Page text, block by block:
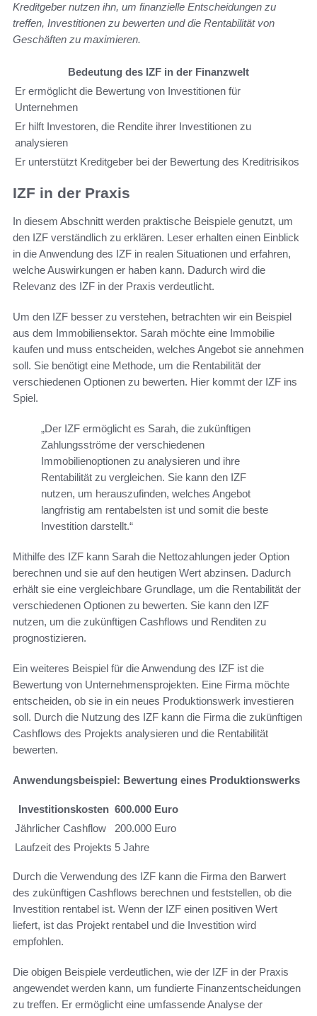
Kreditgeber nutzen ihn, um finanzielle Entscheidungen zu
treffen, Investitionen zu bewerten und die Rentabilität von
Geschäften zu maximieren.
Bedeutung des IZF in der Finanzwelt
Er ermöglicht die Bewertung von Investitionen für
Unternehmen
Er hilft Investoren, die Rendite ihrer Investitionen zu
analysieren
Er unterstützt Kreditgeber bei der Bewertung des Kreditrisikos
IZF in der Praxis
In diesem Abschnitt werden praktische Beispiele genutzt, um
den IZF verständlich zu erklären. Leser erhalten einen Einblick
in die Anwendung des IZF in realen Situationen und erfahren,
welche Auswirkungen er haben kann. Dadurch wird die
Relevanz des IZF in der Praxis verdeutlicht.
Um den IZF besser zu verstehen, betrachten wir ein Beispiel
aus dem Immobiliensektor. Sarah möchte eine Immobilie
kaufen und muss entscheiden, welches Angebot sie annehmen
soll. Sie benötigt eine Methode, um die Rentabilität der
verschiedenen Optionen zu bewerten. Hier kommt der IZF ins
Spiel.
„Der IZF ermöglicht es Sarah, die zukünftigen
Zahlungsströme der verschiedenen
Immobilienoptionen zu analysieren und ihre
Rentabilität zu vergleichen. Sie kann den IZF
nutzen, um herauszufinden, welches Angebot
langfristig am rentabelsten ist und somit die beste
Investition darstellt.“
Mithilfe des IZF kann Sarah die Nettozahlungen jeder Option
berechnen und sie auf den heutigen Wert abzinsen. Dadurch
erhält sie eine vergleichbare Grundlage, um die Rentabilität der
verschiedenen Optionen zu bewerten. Sie kann den IZF
nutzen, um die zukünftigen Cashflows und Renditen zu
prognostizieren.
Ein weiteres Beispiel für die Anwendung des IZF ist die
Bewertung von Unternehmensprojekten. Eine Firma möchte
entscheiden, ob sie in ein neues Produktionswerk investieren
soll. Durch die Nutzung des IZF kann die Firma die zukünftigen
Cashflows des Projekts analysieren und die Rentabilität
bewerten.
Anwendungsbeispiel: Bewertung eines Produktionswerks
Investitionskosten 600.000 Euro
Jährlicher Cashflow
200.000 Euro
Laufzeit des Projekts 5 Jahre
Durch die Verwendung des IZF kann die Firma den Barwert
des zukünftigen Cashflows berechnen und feststellen, ob die
Investition rentabel ist. Wenn der IZF einen positiven Wert
liefert, ist das Projekt rentabel und die Investition wird
empfohlen.
Die obigen Beispiele verdeutlichen, wie der IZF in der Praxis
angewendet werden kann, um fundierte Finanzentscheidungen
zu treffen. Er ermöglicht eine umfassende Analyse der